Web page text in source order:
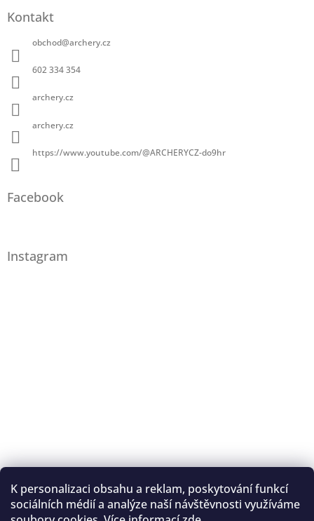
K personalizaci obsahu a reklam, poskytování funkcí
sociálních médií a analýze naší návštěvnosti využíváme
Kontakt
obchod@archery.cz
602 334 354
archery.cz
archery.cz
https://www.youtube.com/@ARCHERYCZ-do9hr
Facebook
Instagram
Sledovat na Instagramu